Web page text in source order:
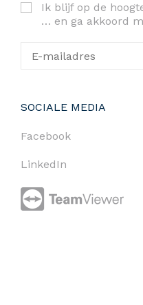
Ik blijf op de
… en ga akkoord
SOCIALE MEDIA
Facebook
LinkedIn